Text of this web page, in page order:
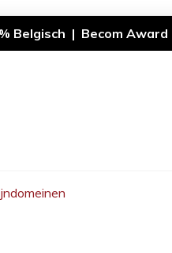
| Becom Award